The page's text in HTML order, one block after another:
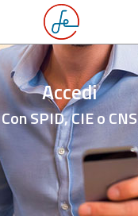
Accedi
Con SPID, CIE o CNS